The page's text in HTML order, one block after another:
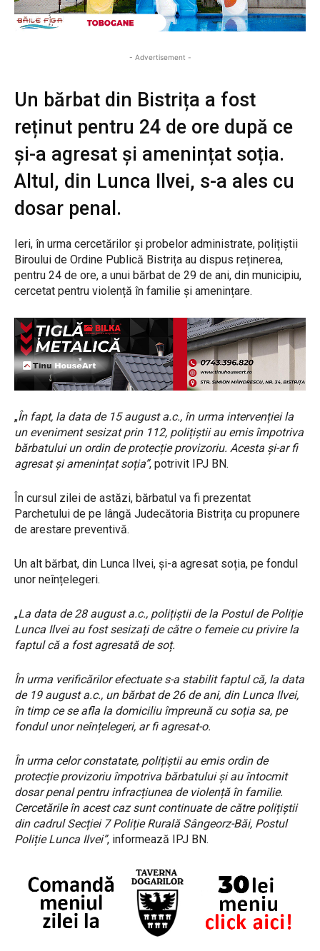
- Advertisement -
Un bărbat din Bistrița a fost
reținut pentru 24 de ore după ce
și-a agresat și amenințat soția.
Altul, din Lunca Ilvei, s-a ales cu
dosar penal.
Ieri, în urma cercetărilor și probelor administrate, polițiștii
Biroului de Ordine Publică Bistrița au dispus reținerea,
pentru 24 de ore, a unui bărbat de 29 de ani, din municipiu,
cercetat pentru violență în familie și amenințare.
„În fapt, la data de 15 august a.c., în urma intervenției la
un eveniment sesizat prin 112, polițiștii au emis împotriva
bărbatului un ordin de protecție provizoriu. Acesta și-ar fi
agresat și amenințat soția”, potrivit IPJ BN.
În cursul zilei de astăzi, bărbatul va fi prezentat
Parchetului de pe lângă Judecătoria Bistrița cu propunere
de arestare preventivă.
Un alt bărbat, din Lunca Ilvei, și-a agresat soția, pe fondul
unor neînțelegeri.
„La data de 28 august a.c., polițiștii de la Postul de Poliție
Lunca Ilvei au fost sesizați de către o femeie cu privire la
faptul că a fost agresată de soț.
În urma verificărilor efectuate s-a stabilit faptul că, la data
de 19 august a.c., un bărbat de 26 de ani, din Lunca Ilvei,
în timp ce se afla la domiciliu împreună cu soția sa, pe
fondul unor neînțelegeri, ar fi agresat-o.
În urma celor constatate, polițiștii au emis ordin de
protecție provizoriu împotriva bărbatului și au întocmit
dosar penal pentru infracțiunea de violență în familie.
Cercetările în acest caz sunt continuate de către polițiștii
din cadrul Secției 7 Poliție Rurală Sângeorz-Băi, Postul
Poliție Lunca Ilvei”, informează IPJ BN.